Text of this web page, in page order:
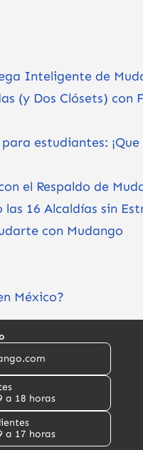
Inteligente de
(y Dos Clósets) con
estudiantes:
el Respaldo de
16 Alcaldías sin
con Mudango
México?
a 18 horas
a 17 horas